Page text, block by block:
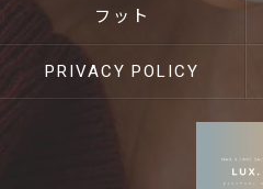
フット
PRIVACY POLICY